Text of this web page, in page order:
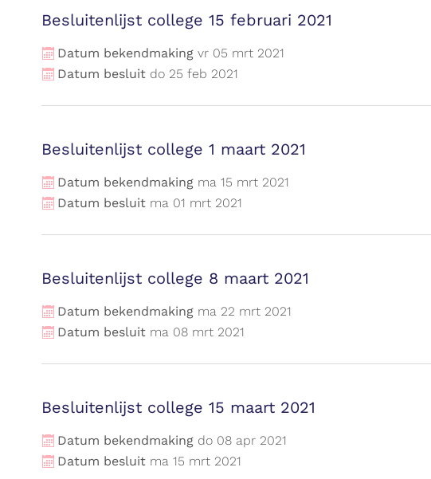
Besluitenlijst college 15 februari 2021
Datum bekendmaking vr 05 mrt 2021
Datum besluit do 25 feb 2021
Besluitenlijst college 1 maart 2021
Datum bekendmaking ma 15 mrt 2021
Datum besluit ma 01 mrt 2021
Besluitenlijst college 8 maart 2021
Datum bekendmaking ma 22 mrt 2021
Datum besluit ma 08 mrt 2021
Besluitenlijst college 15 maart 2021
Datum bekendmaking do 08 apr 2021
Datum besluit ma 15 mrt 2021